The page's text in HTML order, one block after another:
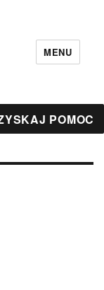
MENU
POMOC